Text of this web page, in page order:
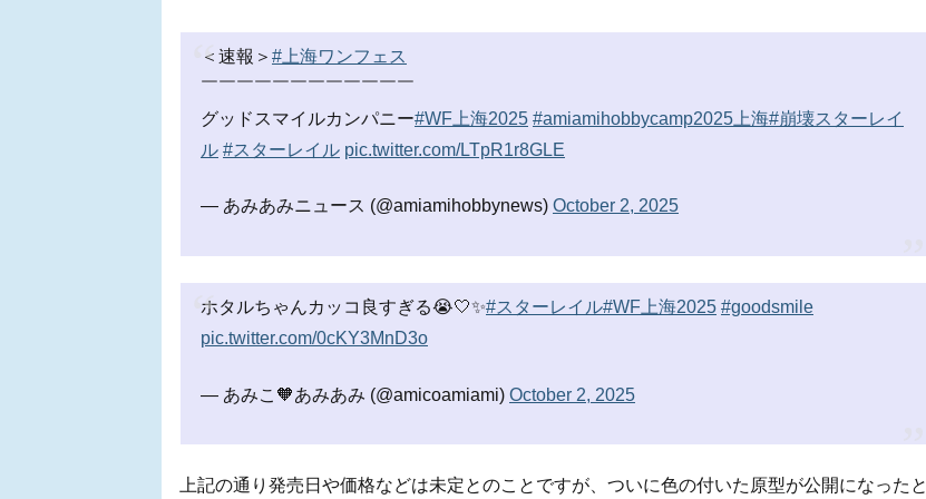
＜速報＞ #上海ワンフェス
￣￣￣￣￣￣￣￣￣￣￣￣
グッドスマイルカンパニー#WF上海2025 #amiamihobbycamp2025上海#崩壊スターレイ
ル #スターレイル pic.twitter.com/LTpR1r8GLE
— あみあみニュース (@amiamihobbynews) October 2, 2025
ホタルちゃんカッコ良すぎる😭🤍✨#スターレイル#WF上海2025 #goodsmile
pic.twitter.com/0cKY3MnD3o
— あみこ🧡あみあみ (@amicoamiami) October 2, 2025
上記の通り発売日や価格などは未定とのことですが、ついに色の付いた原型が公開になったと